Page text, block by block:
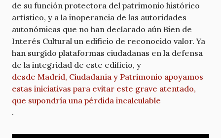
de su función protectora del patrimonio histórico
artístico, y a la inoperancia de las autoridades
autonómicas que no han declarado aún Bien de
Interés Cultural un edificio de reconocido valor. Ya
han surgido plataformas ciudadanas en la defensa
de la integridad de este edificio, y
desde Madrid, Ciudadanía y Patrimonio apoyamos
estas iniciativas para evitar este grave atentado,
que supondría una pérdida incalculable
.